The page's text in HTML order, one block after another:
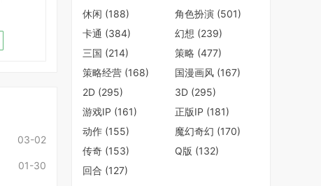
03-02
01-30
休闲 (188) 角色扮演(501)
卡通 (384) 幻想 (239)
三国 (214) 策略 (477)
策略经营 (168) 国漫画风(167)
2D (295) 3D(295)
游戏IP (161) 正版IP (181)
动作 (155) 魔幻奇幻 (170)
传奇 (153) Q版 (132)
回合 (127)